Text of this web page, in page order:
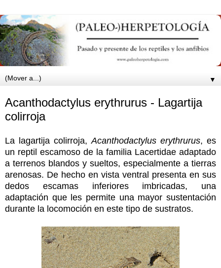
▼
Acanthodactylus erythrurus - Lagartija
colirroja
La lagartija colirroja, Acanthodactylus erythrurus, es
un reptil escamoso de la familia Lacertidae adaptado
a terrenos blandos y sueltos, especialmente a tierras
arenosas. De hecho en vista ventral presenta en sus
dedos escamas inferiores imbricadas, una
adaptación que les permite una mayor sustentación
durante la locomoción en este tipo de sustratos.